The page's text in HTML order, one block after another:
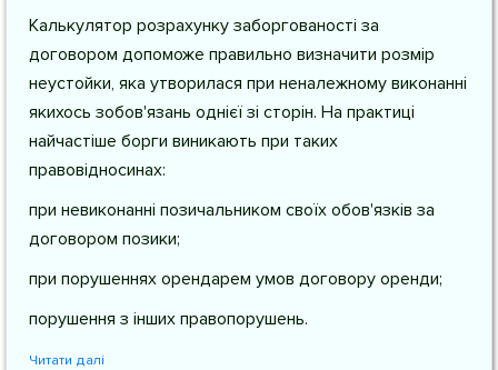
Калькулятор розрахунку заборгованості за
договором допоможе правильно визначити розмір
неустойки, яка утворилася при неналежному виконанні
якихось зобов'язань однієї зі сторін. На практиці
найчастіше борги виникають при таких
правовідносинах:
при невиконанні позичальником своїх обов'язків за
договором позики;
при порушеннях орендарем умов договору оренди;
порушення з інших правопорушень.
Читати далі